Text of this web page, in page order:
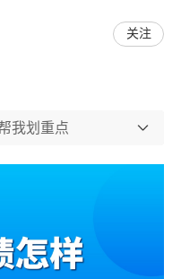
关注
我划重点